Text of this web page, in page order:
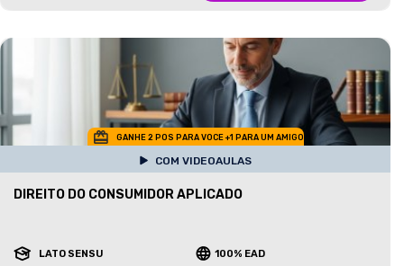
GANHE 2 POS PARA VOCE +1 PARA UM AMIGO
COM VIDEOAULAS
DIREITO DO CONSUMIDOR APLICADO
LATO SENSU 100% EAD